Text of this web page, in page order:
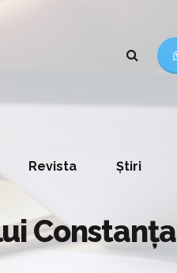
Revista Știri
Constanţa